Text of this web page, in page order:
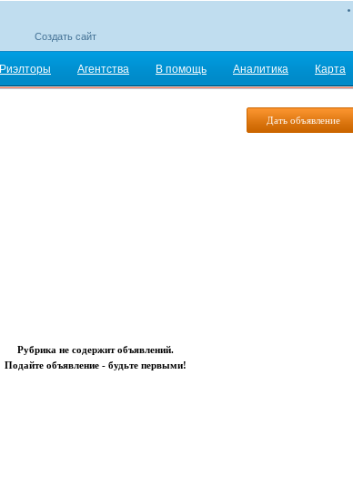
Создать сайт
Риэлторы Агентства В помощь Аналитика Карта
Дать объявление
Рубрика не содержит объявлений.
Подайте объявление - будьте первыми!